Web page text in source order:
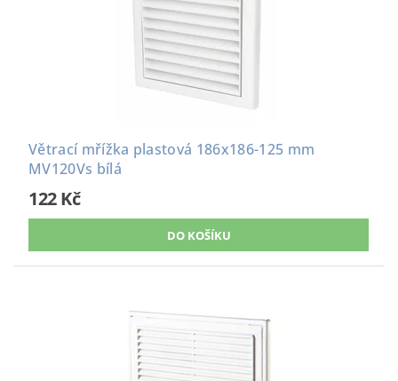
Větrací mřížka plastová 186x186-125 mm
MV120Vs bílá
122 Kč